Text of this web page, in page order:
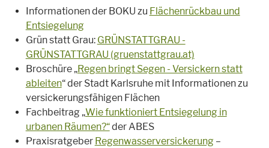
Informationen der BOKU zu Flächenrückbau und
Entsiegelung
Grün statt Grau: GRÜNSTATTGRAU -
GRÜNSTATTGRAU (gruenstattgrau.at)
Broschüre „Regen bringt Segen - Versickern statt
ableiten“ der Stadt Karlsruhe mit Informationen zu
versickerungsfähigen Flächen
Fachbeitrag „Wie funktioniert Entsiegelung in
urbanen Räumen?“der ABES
Praxisratgeber Regenwasserversickerung–